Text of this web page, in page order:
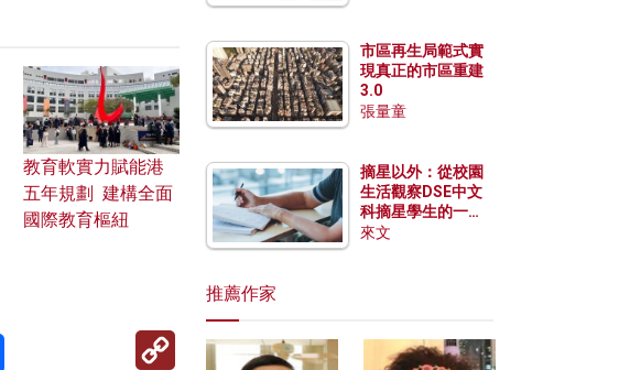
教育軟實力賦能港
五年規劃 建構全面
國際教育樞紐
Copy
Link
市區再生局範式實
現真正的市區重建
3.0
張量童
摘星以外：從校園
生活觀察DSE中文
科摘星學生的一點
特質
來文
推薦作家